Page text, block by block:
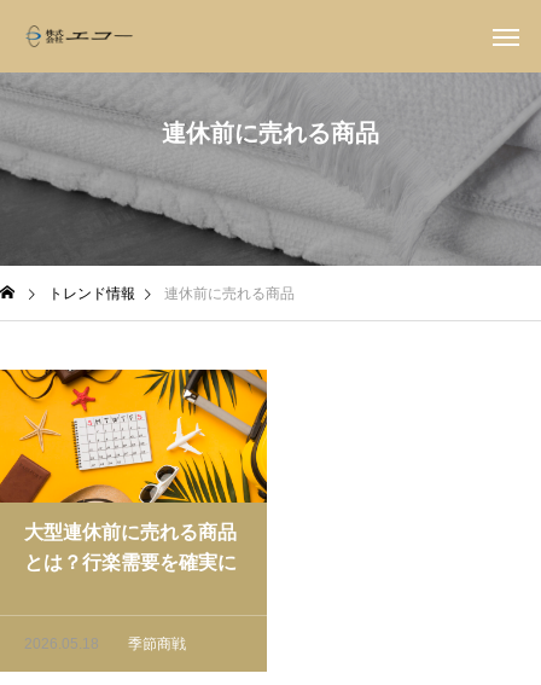
連休前に売れる商品
トレンド情報 連休前に売れる商品
大型連休前に売れる商品
とは？行楽需要を確実に
2026.05.18 季節商戦